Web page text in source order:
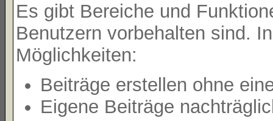
Es gibt Bereiche und
Benutzern vorbehalten sind.
Möglichkeiten:
Beiträge erstellen ohne
Eigene Beiträge